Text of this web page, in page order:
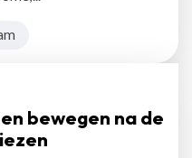
bewegen na de